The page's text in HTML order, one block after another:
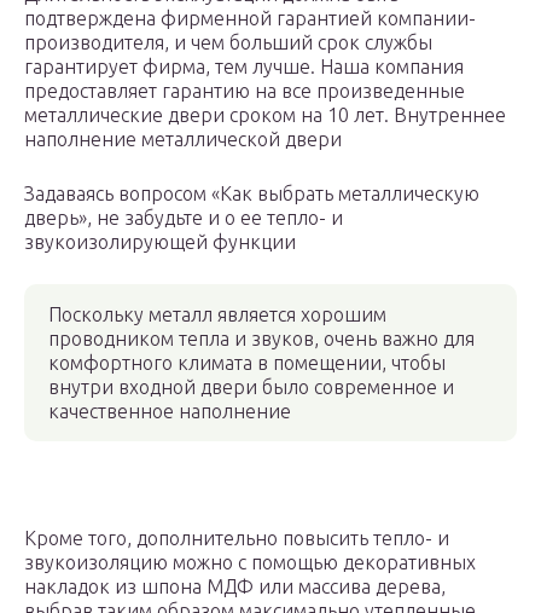
подтверждена фирменной гарантией компании-
производителя, и чем больший срок службы
гарантирует фирма, тем лучше. Наша компания
предоставляет гарантию на все произведенные
металлические двери сроком на 10 лет. Внутреннее
наполнение металлической двери
Задаваясь вопросом «Как выбрать металлическую
дверь», не забудьте и о ее тепло- и
звукоизолирующей функции
Поскольку металл является хорошим
проводником тепла и звуков, очень важно для
комфортного климата в помещении, чтобы
внутри входной двери было современное и
качественное наполнение
Кроме того, дополнительно повысить тепло- и
звукоизоляцию можно с помощью декоративных
накладок из шпона МДФ или массива дерева,